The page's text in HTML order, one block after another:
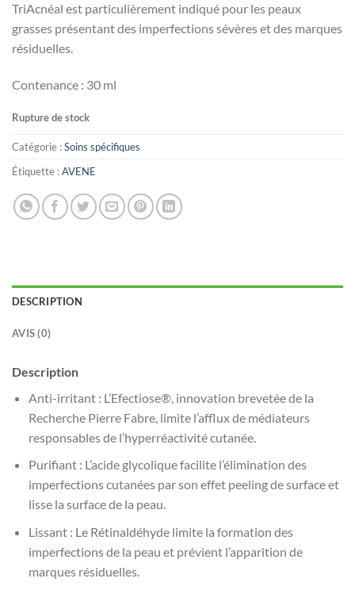
TriAcnéal est particulièrement indiqué pour les peaux
grasses présentant des imperfections sévères et des marques
résiduelles.
Contenance : 30 ml
Rupture de stock
Catégorie :Soins spécifiques
Étiquette :AVENE
DESCRIPTION
AVIS (0)
Description
Anti-irritant : L’Efectiose®, innovation brevetée de la
Recherche Pierre Fabre, limite l’afflux de médiateurs
responsables de l’hyperréactivité cutanée.
Purifiant : L’acide glycolique facilite l’élimination des
imperfections cutanées par son effet peeling de surface et
lisse la surface de la peau.
Lissant : Le Rétinaldéhyde limite la formation des
imperfections de la peau et prévient l’apparition de
marques résiduelles.